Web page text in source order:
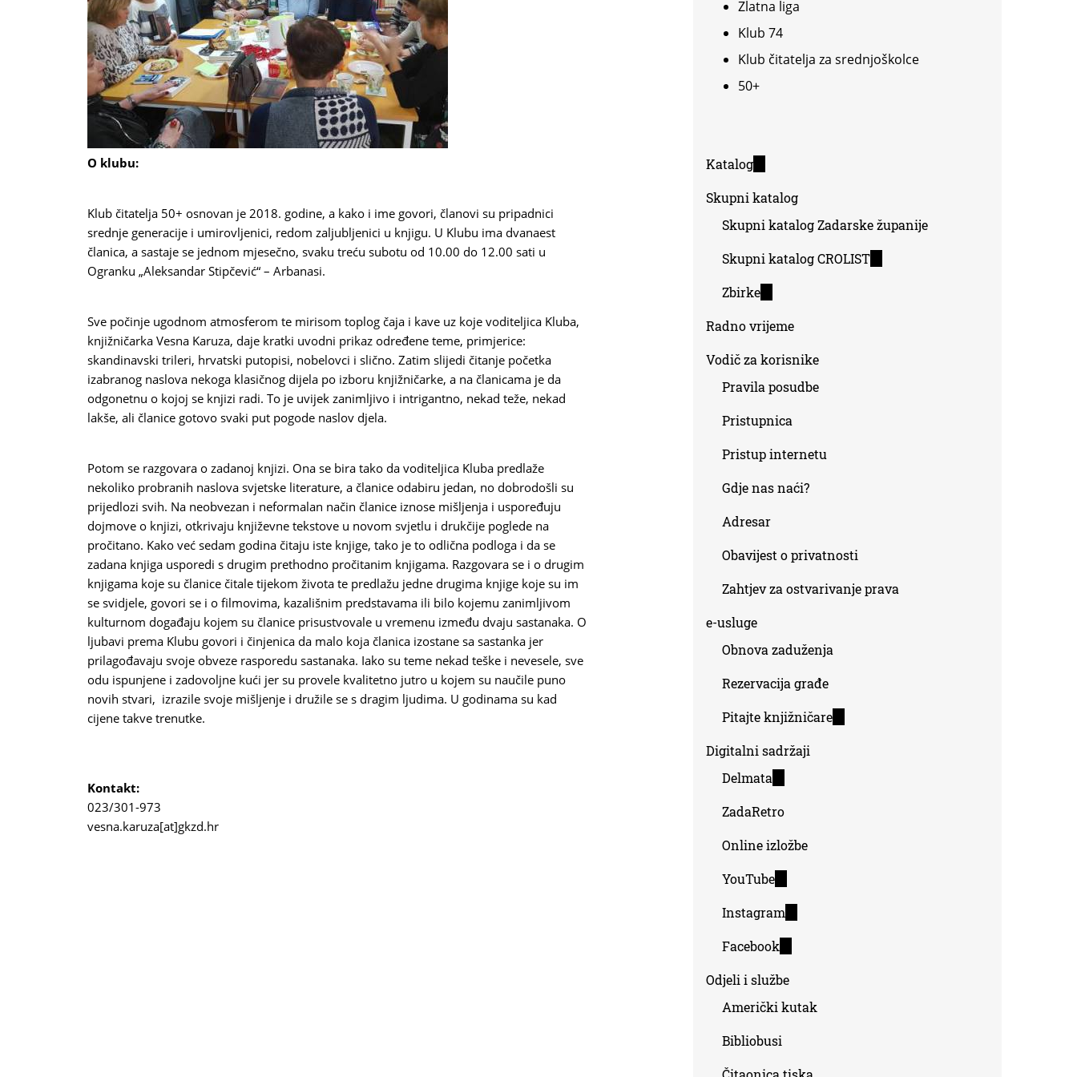
O klubu:
Klub čitatelja 50+ osnovan je 2018. godine, a kako i ime govori, članovi su pripadnici
srednje generacije i umirovljenici, redom zaljubljenici u knjigu. U Klubu ima dvanaest
članica, a sastaje se jednom mjesečno, svaku treću subotu od 10.00 do 12.00 sati u
Ogranku „Aleksandar Stipčević“ – Arbanasi.
Sve počinje ugodnom atmosferom te mirisom toplog čaja i kave uz koje voditeljica Kluba,
knjižničarka Vesna Karuza, daje kratki uvodni prikaz određene teme, primjerice:
skandinavski trileri, hrvatski putopisi, nobelovci i slično. Zatim slijedi čitanje početka
izabranog naslova nekoga klasičnog dijela po izboru knjižničarke, a na članicama je da
odgonetnu o kojoj se knjizi radi. To je uvijek zanimljivo i intrigantno, nekad teže, nekad
lakše, ali članice gotovo svaki put pogode naslov djela.
Potom se razgovara o zadanoj knjizi. Ona se bira tako da voditeljica Kluba predlaže
nekoliko probranih naslova svjetske literature, a članice odabiru jedan, no dobrodošli su
prijedlozi svih. Na neobvezan i neformalan način članice iznose mišljenja i uspoređuju
dojmove o knjizi, otkrivaju književne tekstove u novom svjetlu i drukčije poglede na
pročitano. Kako već sedam godina čitaju iste knjige, tako je to odlična podloga i da se
zadana knjiga usporedi s drugim prethodno pročitanim knjigama. Razgovara se i o drugim
knjigama koje su članice čitale tijekom života te predlažu jedne drugima knjige koje su im
se svidjele, govori se i o filmovima, kazališnim predstavama ili bilo kojemu zanimljivom
kulturnom događaju kojem su članice prisustvovale u vremenu između dvaju sastanaka. O
ljubavi prema Klubu govori i činjenica da malo koja članica izostane sa sastanka jer
prilagođavaju svoje obveze rasporedu sastanaka. Iako su teme nekad teške i nevesele, sve
odu ispunjene i zadovoljne kući jer su provele kvalitetno jutro u kojem su naučile puno
novih stvari, izrazile svoje mišljenje i družile se s dragim ljudima. U godinama su kad
cijene takve trenutke.
Kontakt:
023/301-973
vesna.karuza[at]gkzd.hr
Zlatna liga
Klub 74
Klub čitatelja za srednjoškolce
50+
Katalog(link
external)
Skupni katalog
Skupni katalog Zadarske županije
Skupni katalog CROLIST(link
Zbirke(link
external)
Radno vrijeme
Vodič za korisnike
Pravila posudbe
Pristupnica
Pristup internetu
Gdje nas naći?
Adresar
Obavijest o privatnosti
Zahtjev za ostvarivanje prava
e-usluge
Obnova zaduženja
Rezervacija građe
Pitajte knjižničare(link
Digitalni sadržaji
Delmata
external)
ZadaRetro
Online izložbe
YouTube(link
external)
Instagram(link
external)
Facebook
external)
Odjeli i službe
Američki kutak
Bibliobusi